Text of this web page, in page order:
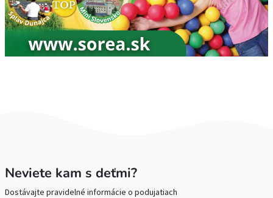
Neviete kam s deťmi?
Dostávajte pravidelné informácie o podujatiach